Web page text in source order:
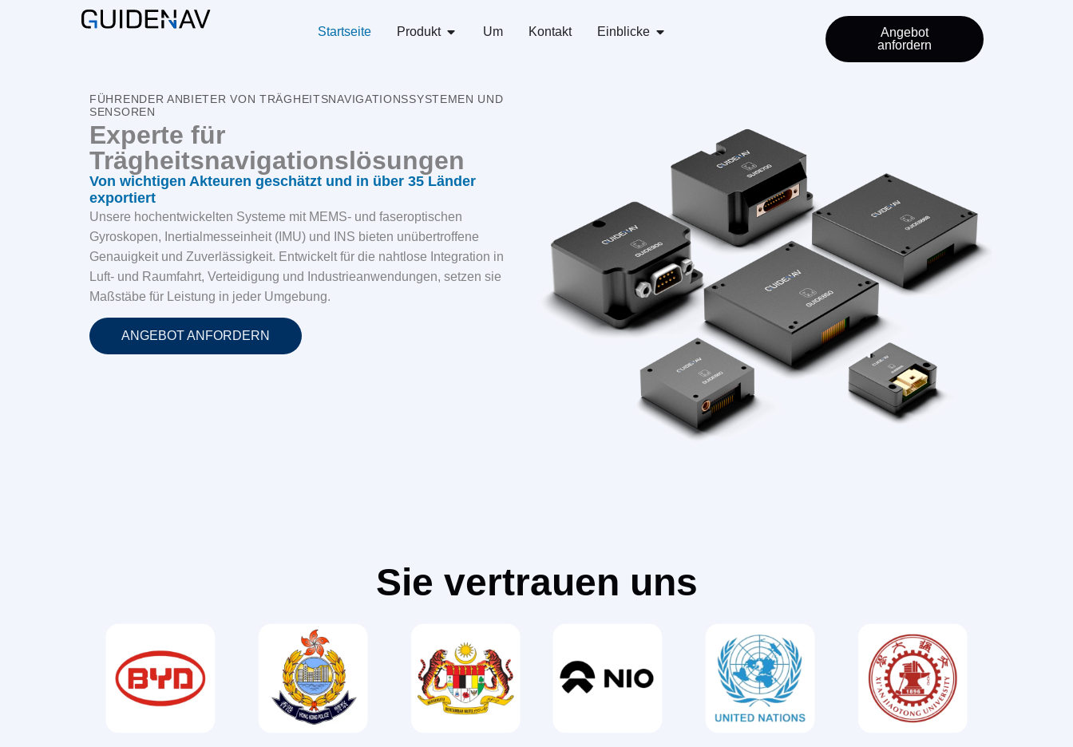
Startseite Produkt Um Kontakt Einblicke
Angebot
anfordern
FÜHRENDER ANBIETER VON TRÄGHEITSNAVIGATIONSSYSTEMEN UND
SENSOREN
Experte für
Trägheitsnavigationslösungen
Von wichtigen Akteuren geschätzt und in über 35 Länder
exportiert
Unsere hochentwickelten Systeme mit MEMS- und faseroptischen
Gyroskopen, Inertialmesseinheit (IMU) und INS bieten unübertroffene
Genauigkeit und Zuverlässigkeit. Entwickelt für die nahtlose Integration in
Luft- und Raumfahrt, Verteidigung und Industrieanwendungen, setzen sie
Maßstäbe für Leistung in jeder Umgebung.
ANGEBOT ANFORDERN
Sie vertrauen uns